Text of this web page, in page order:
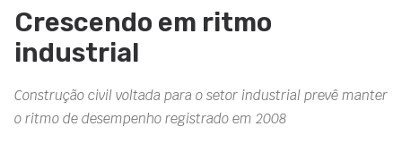
Crescendo em ritmo
industrial
Construção civil voltada para o setor industrial prevê manter
o ritmo de desempenho registrado em 2008